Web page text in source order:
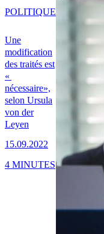
Une
modification
des traités est
«
nécessaire»,
selon Ursula
von der
Leyen
15.09.2022
POLITIQUE
4 MINUTES